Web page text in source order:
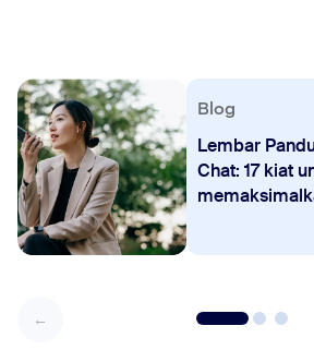
Blog
Lembar
Chat: 17 kiat